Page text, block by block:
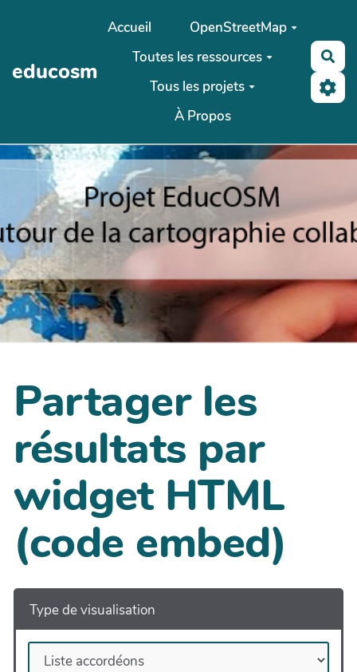
Aller au contenu principal
educosm
Accueil
OpenStreetMap
Toutes les ressources
Tous les projets
À Propos
Partager les
résultats par
widget HTML
(code embed)
Type de visualisation